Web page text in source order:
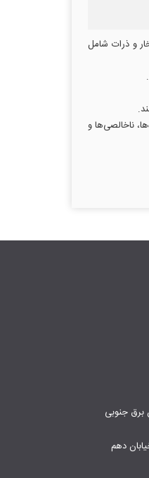
و ذرات شامل
ناخالصی‌ها و
برق جنوبی
دهم